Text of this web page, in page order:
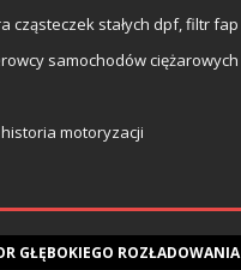
cząsteczek stałych dpf, filtr fap
samochodów ciężarowych
motoryzacji
GŁĘBOKIEGO ROZŁADOWANIA